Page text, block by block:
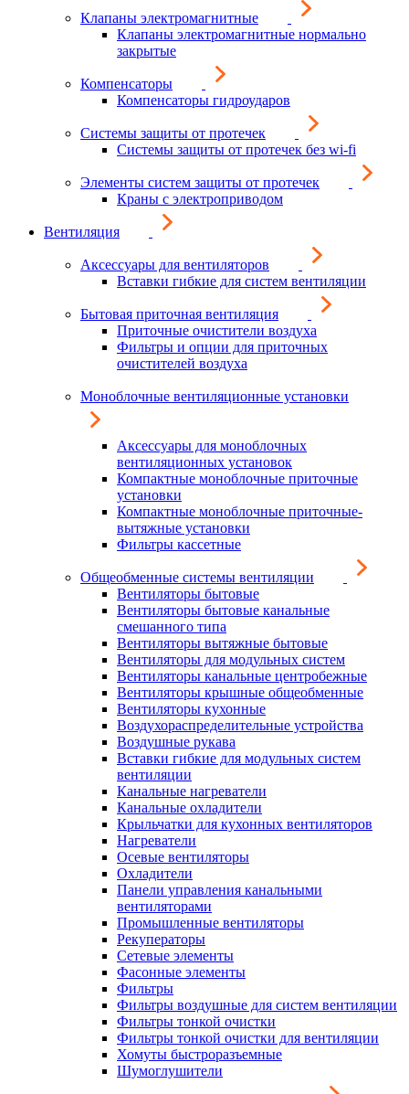
Клапаны электромагнитные
Клапаны электромагнитные нормально
закрытые
Компенсаторы
Компенсаторы гидроударов
Системы защиты от протечек
Системы защиты от протечек без wi-fi
Элементы систем защиты от протечек
Краны с электроприводом
Вентиляция
Аксессуары для вентиляторов
Вставки гибкие для систем вентиляции
Бытовая приточная вентиляция
Приточные очистители воздуха
Фильтры и опции для приточных
очистителей воздуха
Моноблочные вентиляционные установки
Аксессуары для моноблочных
вентиляционных установок
Компактные моноблочные приточные
установки
Компактные моноблочные приточные-
вытяжные установки
Фильтры кассетные
Общеобменные системы вентиляции
Вентиляторы бытовые
Вентиляторы бытовые канальные
смешанного типа
Вентиляторы вытяжные бытовые
Вентиляторы для модульных систем
Вентиляторы канальные центробежные
Вентиляторы крышные общеобменные
Вентиляторы кухонные
Воздухораспределительные устройства
Воздушные рукава
Вставки гибкие для модульных систем
вентиляции
Канальные нагреватели
Канальные охладители
Крыльчатки для кухонных вентиляторов
Нагреватели
Осевые вентиляторы
Охладители
Панели управления канальными
вентиляторами
Промышленные вентиляторы
Рекуператоры
Сетевые элементы
Фасонные элементы
Фильтры
Фильтры воздушные для систем вентиляции
Фильтры тонкой очистки
Фильтры тонкой очистки для вентиляции
Хомуты быстроразъемные
Шумоглушители